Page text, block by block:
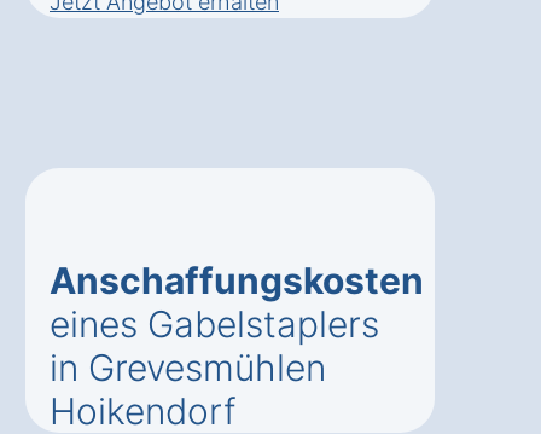
Anschaffungskosten
eines Gabelstaplers
in Grevesmühlen
Hoikendorf